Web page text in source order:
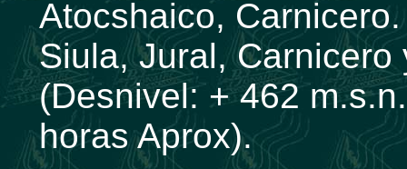
Atocshaico,
Siula, Jural, Carnicero
(Desnivel: + 462
horas Aprox).